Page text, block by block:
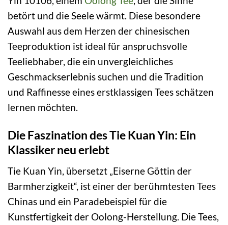
betört und die Seele wärmt. Diese besondere
Auswahl aus dem Herzen der chinesischen
Teeproduktion ist ideal für anspruchsvolle
Teeliebhaber, die ein unvergleichliches
Geschmackserlebnis suchen und die Tradition
und Raffinesse eines erstklassigen Tees schätzen
lernen möchten.
Die Faszination des Tie Kuan Yin: Ein
Klassiker neu erlebt
Tie Kuan Yin, übersetzt „Eiserne Göttin der
Barmherzigkeit“, ist einer der berühmtesten Tees
Chinas und ein Paradebeispiel für die
Kunstfertigkeit der Oolong-Herstellung. Die Tees,